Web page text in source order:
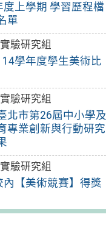
上學期 學習歷程檔
單
實驗研究組
學年度學生美術比
實驗研究組
北市第26屆中小學及
業創新與行動研究
實驗研究組
內【美術競賽】得獎